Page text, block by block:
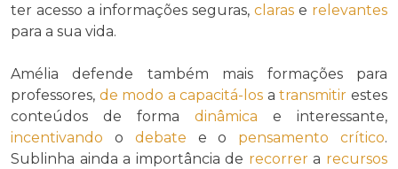
ter acesso a informações seguras, claras e relevantes
para a sua vida.
Amélia defende também mais formações para
professores, de modo a capacitá-los atransmitir estes
conteúdos de forma dinâmica e interessante,
incentivando o debate e o pensamento crítico.
Sublinha ainda a importância de recorrera recursos